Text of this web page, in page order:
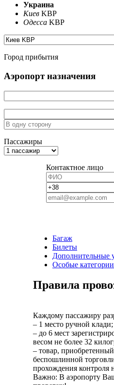
Украина
Киев KBP
Одесса KBP
Город прибытия
Аэропорт назначения
Пассажиры
Контактное лицо
Багаж
Билеты
Дополнительные
Особые
Правила
Каждому пассажиру
– 1 место ручной клади;
– до 6 мест
весом не более 32
– товар,
беспошлинной
прохождения контроля
Важно: В аэропорту